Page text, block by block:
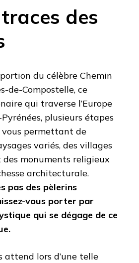
des
du célèbre Chemin
de-Compostelle, ce
qui traverse l’Europe
plusieurs étapes
permettant de
variés, des villages
monuments religieux
architecturale.
pas des pèlerins
vous porter par
qui se dégage de ce
attend lors d’une telle